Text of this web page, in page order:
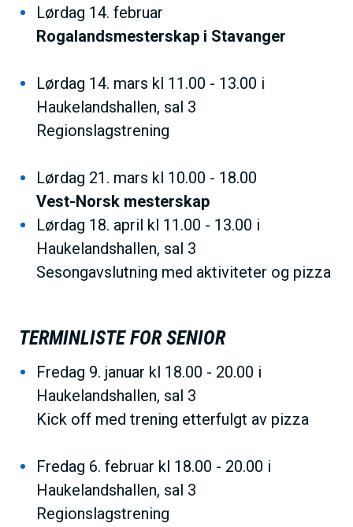
Lørdag 14. februar
Rogalandsmesterskap i Stavanger
Lørdag 14. mars kl 11.00 - 13.00 i
Haukelandshallen, sal 3
Regionslagstrening
Lørdag 21. mars kl 10.00 - 18.00
Vest-Norsk mesterskap
Lørdag 18. april kl 11.00 - 13.00 i
Haukelandshallen, sal 3
Sesongavslutning med aktiviteter og pizza
TERMINLISTE FOR SENIOR
Fredag 9. januar kl 18.00 - 20.00 i
Haukelandshallen, sal 3
Kick off med trening etterfulgt av pizza
Fredag 6. februar kl 18.00 - 20.00 i
Haukelandshallen, sal 3
Regionslagstrening